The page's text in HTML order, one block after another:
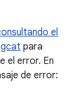
el
para
el error. En
de error: